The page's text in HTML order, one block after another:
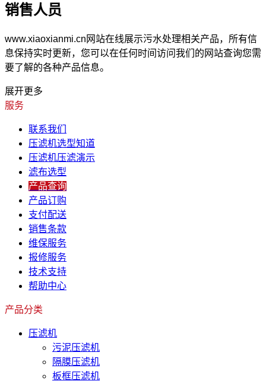
销售人员
www.xiaoxianmi.cn网站在线展示污水处理相关产品，所有信
息保持实时更新，您可以在任何时间访问我们的网站查询您需
要了解的各种产品信息。
展开更多
服务
联系我们
压滤机选型知道
压滤机压滤演示
滤布选型
产品查询
产品订购
支付配送
销售条款
维保服务
报修服务
技术支持
帮助中心
产品分类
压滤机
污泥压滤机
隔膜压滤机
板框压滤机